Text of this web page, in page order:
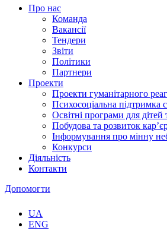
Про нас
Команда
Вакансії
Тендери
Звіти
Політики
Партнери
Проекти
Проекти гуманітарного
Психосоціальна підтримка
Освітні програми для дітей
Побудова та розвиток
Інформування про мінну
Конкурси
Діяльність
Контакти
Допомогти
UA
ENG